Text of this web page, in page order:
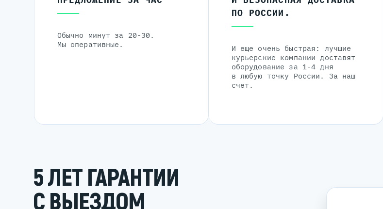
Обычно минут за 20-30.
Мы оперативные.
ПО РОССИИ.
И еще очень быстрая: лучшие
курьерские компании доставят
оборудование за 1-4 дня
в любую точку России. За наш
счет.
5 ЛЕТ ГАРАНТИИ
С ВЫЕЗДОМ